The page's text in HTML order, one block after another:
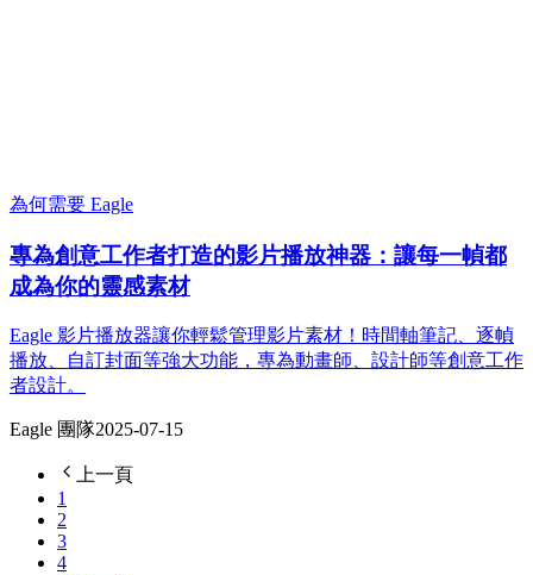
為何需要 Eagle
專為創意工作者打造的影片播放神器：讓每一幀都
成為你的靈感素材
Eagle 影片播放器讓你輕鬆管理影片素材！時間軸筆記、逐幀
播放、自訂封面等強大功能，專為動畫師、設計師等創意工作
者設計。
Eagle 團隊2025-07-15
上一頁
1
2
3
4